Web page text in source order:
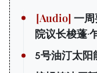
一
院议长梭蓬·
5号油汀太阳